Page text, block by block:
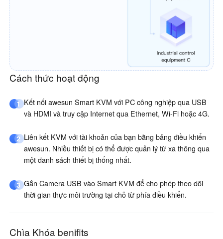
Cách thức hoạt động
1 Kết nối awesun Smart KVM với PC công nghiệp qua USB
và HDMI và truy cập Internet qua Ethernet, Wi-Fi hoặc 4G.
2 Liên kết KVM với tài khoản của bạn bằng bảng điều khiển
awesun. Nhiều thiết bị có thể được quản lý từ xa thông qua
một danh sách thiết bị thống nhất.
3 Gắn Camera USB vào Smart KVM để cho phép theo dõi
thời gian thực môi trường tại chỗ từ phía điều khiển.
Chìa Khóa benifits